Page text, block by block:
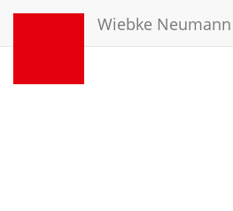
Wiebke Neumann